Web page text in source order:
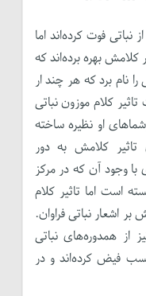
فوت کرده‌اند اما
کلامش بهره برده‌اند که
نام برد که هر چند ار
کلام موزون نباتی
او نظیره ساخته
کلامش به دور
با وجود آن که در مرکز
است اما تاثیر کلام
اشعار نباتی فراوان.
از همدوره‌‌های نباتی
فیض کرده‌اند و در